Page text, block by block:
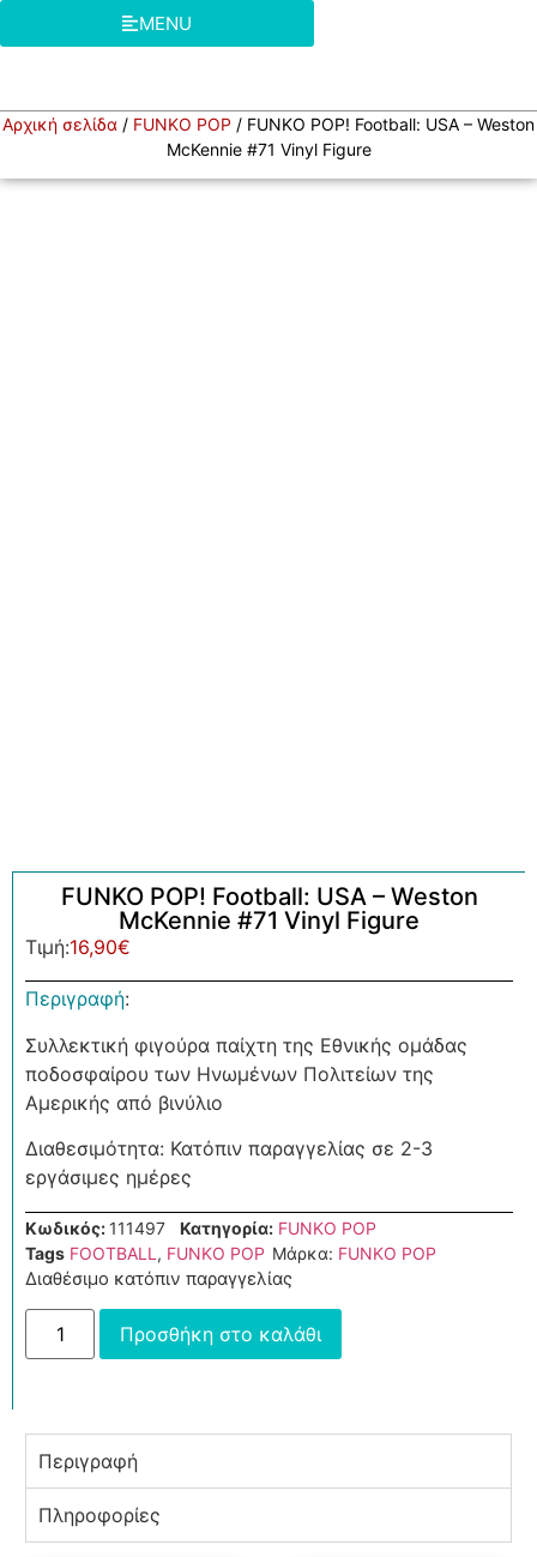
MENU
Αρχική σελίδα / FUNKO POP / FUNKO POP! Football: USA – Weston
McKennie #71 Vinyl Figure
FUNKO POP! Football: USA – Weston
McKennie #71 Vinyl Figure
Τιμή:16,90€
Περιγραφή:
Συλλεκτική φιγούρα παίχτη της Εθνικής ομάδας
ποδοσφαίρου των Ηνωμένων Πολιτείων της
Αμερικής από βινύλιο
Διαθεσιμότητα: Κατόπιν παραγγελίας σε 2-3
εργάσιμες ημέρες
Κωδικός: 111497 Κατηγορία: FUNKO POP
Tags FOOTBALL , FUNKO POP Μάρκα: FUNKO POP
Διαθέσιμο κατόπιν παραγγελίας
Προσθήκη στο καλάθι
Περιγραφή
Πληροφορίες